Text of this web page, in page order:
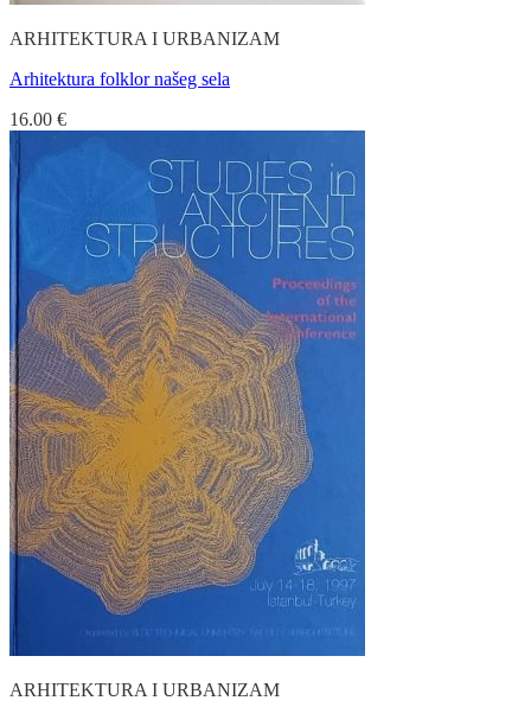
ARHITEKTURA I URBANIZAM
Arhitektura folklor našeg sela
16.00 €
ARHITEKTURA I URBANIZAM